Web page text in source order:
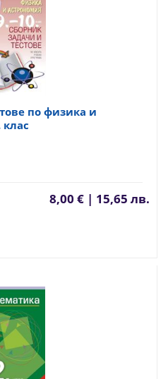
по физика и
8,00 € | 15,65 лв.